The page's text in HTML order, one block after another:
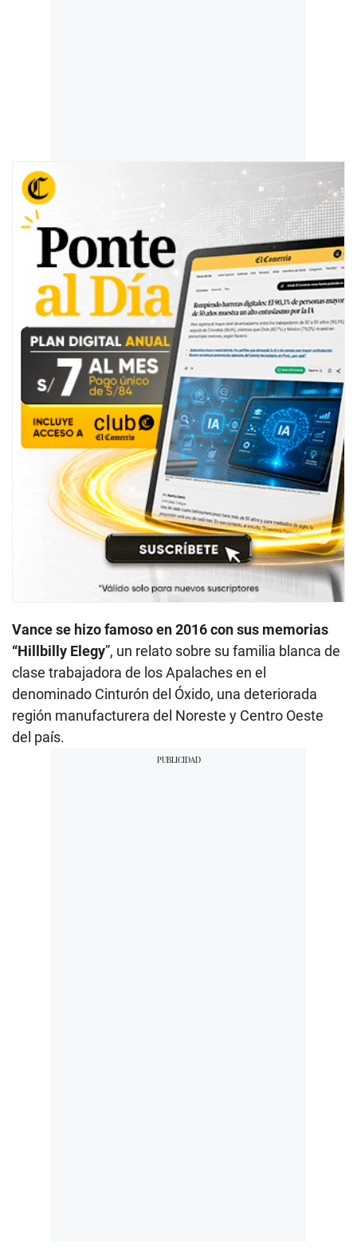
Vance se hizo famoso en 2016 con sus memorias
“Hillbilly Elegy”, un relato sobre su familia blanca de
clase trabajadora de los Apalaches en el
denominado Cinturón del Óxido, una deteriorada
región manufacturera del Noreste y Centro Oeste
del país.